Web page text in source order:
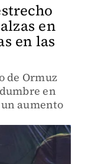
en
en las
de Ormuz
en
aumento